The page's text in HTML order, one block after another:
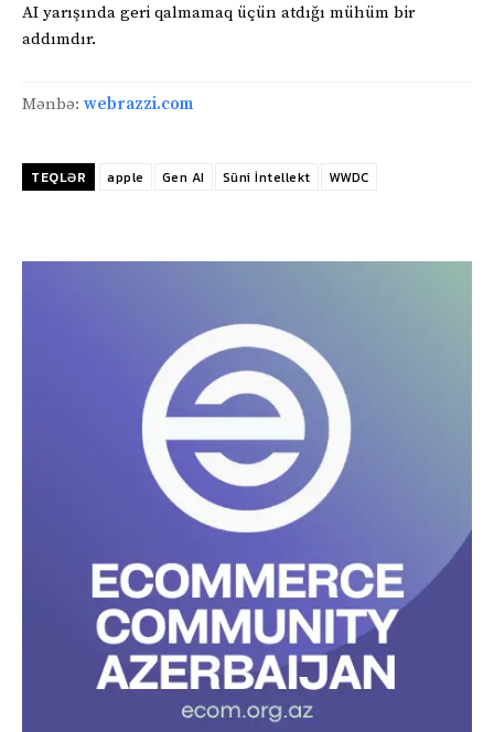
AI yarışında geri qalmamaq üçün atdığı mühüm bir
addımdır.
Mənbə: webrazzi.com
TEQLƏR apple Gen AI Süni İntellekt WWDC